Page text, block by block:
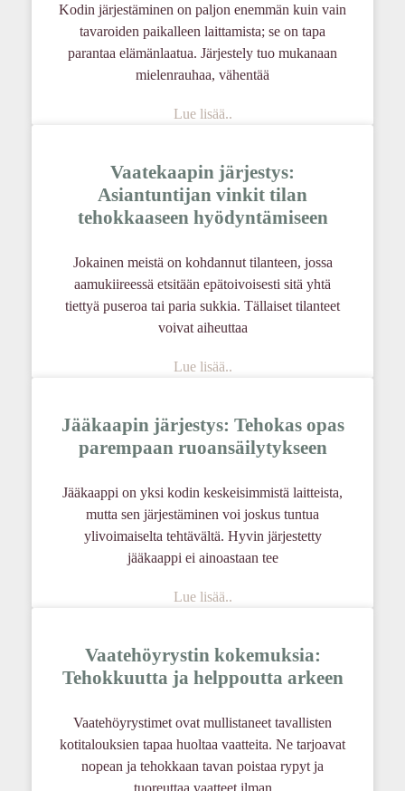
Kodin järjestäminen on paljon enemmän kuin vain
tavaroiden paikalleen laittamista; se on tapa
parantaa elämänlaatua. Järjestely tuo mukanaan
mielenrauhaa, vähentää
Lue lisää..
Vaatekaapin järjestys:
Asiantuntijan vinkit tilan
tehokkaaseen hyödyntämiseen
Jokainen meistä on kohdannut tilanteen, jossa
aamukiireessä etsitään epätoivoisesti sitä yhtä
tiettyä puseroa tai paria sukkia. Tällaiset tilanteet
voivat aiheuttaa
Lue lisää..
Jääkaapin järjestys: Tehokas opas
parempaan ruoansäilytykseen
Jääkaappi on yksi kodin keskeisimmistä laitteista,
mutta sen järjestäminen voi joskus tuntua
ylivoimaiselta tehtävältä. Hyvin järjestetty
jääkaappi ei ainoastaan tee
Lue lisää..
Vaatehöyrystin kokemuksia:
Tehokkuutta ja helppoutta arkeen
Vaatehöyrystimet ovat mullistaneet tavallisten
kotitalouksien tapaa huoltaa vaatteita. Ne tarjoavat
nopean ja tehokkaan tavan poistaa rypyt ja
tuoreuttaa vaatteet ilman